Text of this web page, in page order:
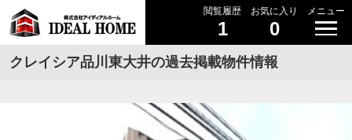
閲覧履歴
1
お気に入り
0
メニュー
クレイシア品川東大井の過去掲載物件情報